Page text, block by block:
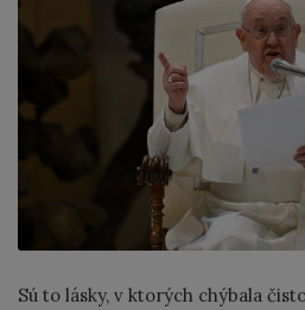
Sú to lásky, v ktorých chýbala